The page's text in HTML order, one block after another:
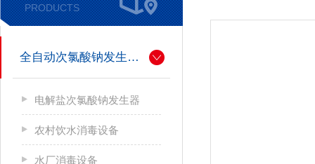
PRODUCTS
全自动次氯酸钠发生器厂家
电解盐次氯酸钠发生器
农村饮水消毒设备
水厂消毒设备